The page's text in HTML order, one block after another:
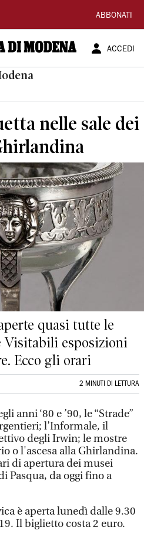
ABBONATI
ACCEDI
nelle sale dei
quasi tutte le
esposizioni
Ecco gli orari
2 MINUTI DI LETTURA
anni ‘80 e ’90, le “Strade”
l’Informale, il
degli Irwin; le mostre
o l'ascesa alla Ghirlandina.
di apertura dei musei
Pasqua, da oggi fino a
è aperta lunedì dalle 9.30
Il biglietto costa 2 euro.